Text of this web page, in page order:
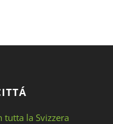
tutta la Svizzera